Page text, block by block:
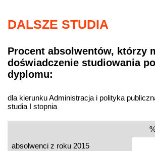
DALSZE STUDIA
Procent absolwentów, którzy
doświadczenie studiowania
dyplomu:
dla kierunku Administracja i polityka
studia I stopnia
absolwenci z roku 2015